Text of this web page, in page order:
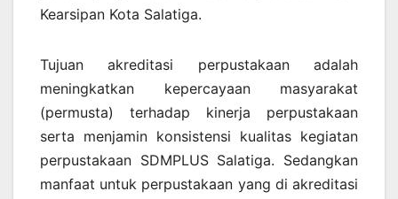
Kearsipan Kota Salatiga.
Tujuan akreditasi perpustakaan adalah
meningkatkan kepercayaan masyarakat
(permusta) terhadap kinerja perpustakaan
serta menjamin konsistensi kualitas kegiatan
perpustakaan SDMPLUS Salatiga. Sedangkan
manfaat untuk perpustakaan yang di akreditasi